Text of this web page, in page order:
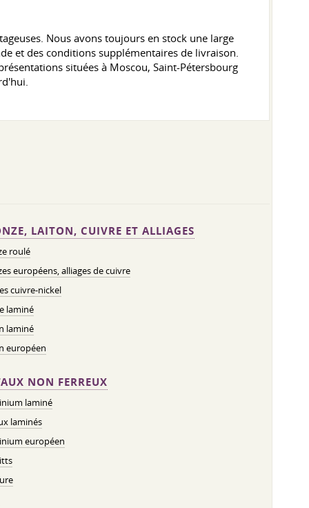
Nous avons toujours en stock une large
et des conditions supplémentaires de livraison.
situées à Moscou, Saint-Pétersbourg
LAITON, CUIVRE ET ALLIAGES
roulé
européens, alliages de cuivre
cuivre-nickel
laminé
laminé
européen
NON FERREUX
laminé
laminés
européen